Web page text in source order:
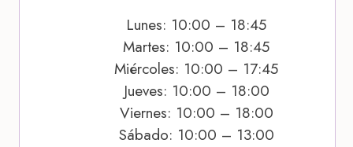
Lunes: 10:00 – 18:45
Martes: 10:00 – 18:45
Miércoles: 10:00 – 17:45
Jueves: 10:00 – 18:00
Viernes: 10:00 – 18:00
Sábado: 10:00 – 13:00